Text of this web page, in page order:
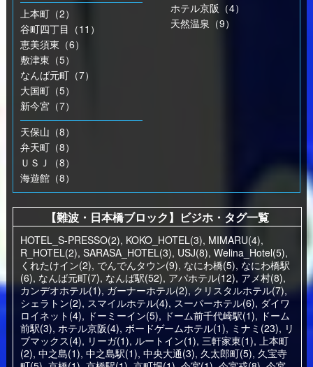
上本町（2）
谷町四丁目（11）
恵美須東（6）
敷津東（5）
なんば元町（7）
大国町（5）
新今宮（7）
天保山（8）
弁天町（8）
ＵＳＪ（8）
海遊館（8）
ホテル京阪（4）
天然温泉（9）
【難波・日本橋ブロック】ビジホ・タグ一覧
HOTEL_S-PRESSO(2), KOKO_HOTEL(3), MIMARU(4),
R_HOTEL(2), SARASA_HOTEL(3), USJ(8), Welina_Hotel(5),
くれたけイン(2), でんでんタウン(9), なにわ橋(5), なにわ橋駅
(6), なんば元町(7), なんば駅(52), アパホテル(12), アメ村(8),
カンデオホテル(1), ガーナーホテル(2), クリスタルホテル(7),
シェラトン(2), スマイルホテル(4), スーパーホテル(6), ダイワ
ロイネット(4), ドーミーイン(5), ドーム前千代崎駅(1), ドーム
前駅(3), ホテル京阪(4), ボードゲームホテル(1), ミナミ(23), リ
ブマックス(4), リーガ(1), ルートイン(1), 三軒家東(1), 上本町
(2), 中之島(1), 中之島駅(1), 中央大通(3), 久太郎町(5), 久宝寺